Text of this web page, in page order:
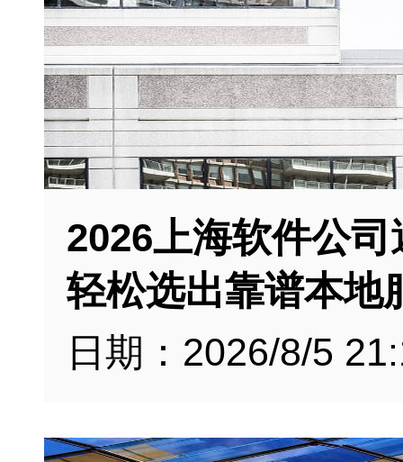
2026上海软件公
轻松选出靠谱本地
日期：2026/8/5